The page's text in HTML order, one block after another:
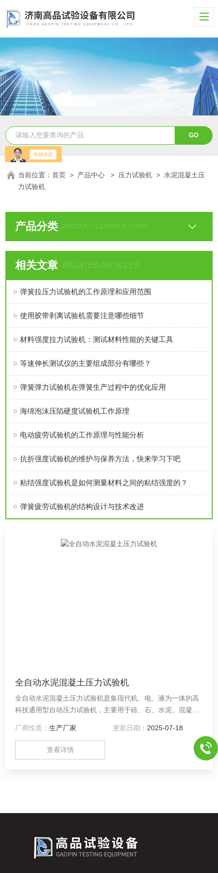
当前位置：首页 > 产品中心 > 压力试验机 > 水泥混凝土压
力试验机
产品分类 PRODUCT CLASSIFICATION
相关文章 RELATED ARTICLES
弹簧拉压力试验机的工作原理和应用范围
使用胶带剥离试验机需要注意哪些细节
材料强度拉力试验机：测试材料性能的关键工具
等速伸长测试仪的主要组成部分有哪些？
弹簧弹力试验机在弹簧生产过程中的优化应用
海绵泡沫压陷硬度试验机工作原理
电动疲劳试验机的工作原理与性能分析
抗折强度试验机的维护与保养方法，快来学习下吧
粘结强度试验机是如何测量材料之间的粘结强度的？
弹簧疲劳试验机的结构设计与技术改进
全自动水泥混凝土压力试验机
全自动水泥混凝土压力试验机是集现代机、电、液为一体的高
科技通用型自动压力试验机，主要用于砖、石、水泥、混凝土
本试验机按GB/T17671-1999《水泥胶砂强度检验方法》、
《GB10238-2005油井水泥》试验要求制作，采用微机控制 ，
厂商性质：生产厂家 更新日期： 2025-07-18
查看详情